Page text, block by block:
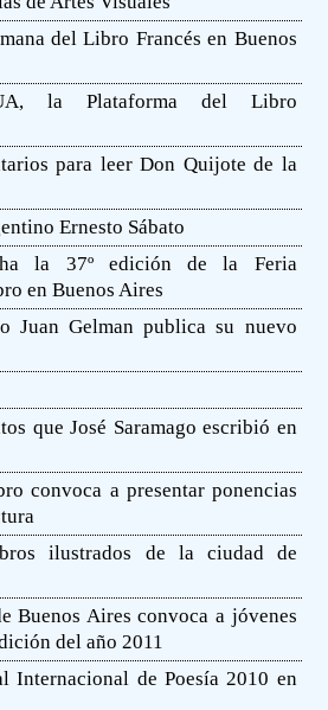
del Libro Francés en Buenos
la Plataforma del Libro
para leer Don Quijote de la
Ernesto Sábato
la 37º edición de la Feria
en Buenos Aires
Juan Gelman publica su nuevo
que José Saramago escribió en
convoca a presentar ponencias
ilustrados de la ciudad de
Buenos Aires convoca a jóvenes
del año 2011
Internacional de Poesía 2010 en